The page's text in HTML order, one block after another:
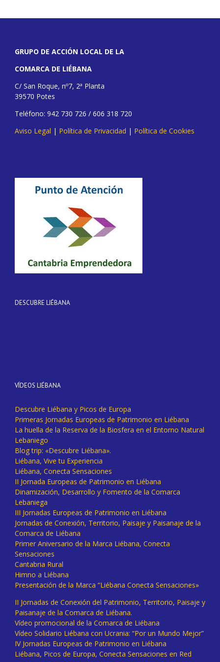
GRUPO DE ACCIÓN LOCAL DE LA
COMARCA DE LIÉBANA
C/ San Roque, nº7, 2ª Planta
39570 Potes
Teléfono: 942 730 726 / 606 318 720
Aviso Legal | Política de Privacidad | Política de Cookies
DESCUBRE LIÉBANA
VÍDEOS LIÉBANA
Descubre Liébana y Picos de Europa
Primeras Jornadas Europeas de Patrimonio en Liébana
La huella de la Reserva de la Biosfera en el Entorno Natural
Lebaniego
Blog trip: «Descubre Liébana».
Liébana, Vive tu Experiencia
Liébana, Conecta Sensaciones
II Jornada Europeas de Patrimonio en Liébana
Dinamización, Desarrollo y Fomento de la Comarca
Lebaniega
III Jornadas Europeas de Patrimonio en Liébana
Jornadas de Conexión, Territorio, Paisaje y Paisanaje de la
Comarca de Liébana
Primer Aniversario de la Marca Liébana, Conecta
Sensaciones
Cantabria Rural
Himno a Liébana
Presentación de la Marca “Liébana Conecta Sensaciones»
II Jornadas de Conexión del Patrimonio, Territorio, Paisaje y
Paisanaje de la Comarca de Liébana.
Vídeo promocional de la Comarca de Liébana
Vídeo Solidario Liébana con Ucrania: “Por un Mundo Mejor”
IV Jornadas Europeas de Patrimonio en Liébana
Liébana, Picos de Europa, Conecta Sensaciones en Red